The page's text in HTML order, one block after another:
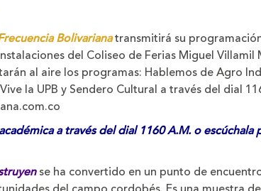
Bolivarianatransmitirá su
del Coliseo de Ferias Miguel Villamil
al aire los programas: Hablemos de Agro
la UPB y Sendero Cultural a través del dial
a través del dial 1160 A.M. o escúchala
se ha convertido en un punto de